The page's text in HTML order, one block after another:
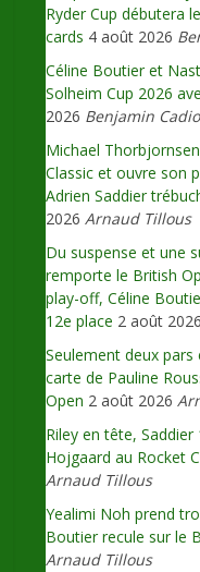
Ryder Cup débutera
cards 4 août 2026
Céline Boutier et
Solheim Cup 2026
2026 Benjamin
Michael
Classic et ouvre son
Adrien Saddier
2026 Arnaud Tillous
Du suspense et une
remporte le British
play-off, Céline
12e place 2 août 2026
Seulement deux
carte de Pauline
Open 2 août 2026
Riley en tête,
Hojgaard au Rocket
Arnaud Tillous
Yealimi Noh prend
Boutier recule sur le
Arnaud Tillous